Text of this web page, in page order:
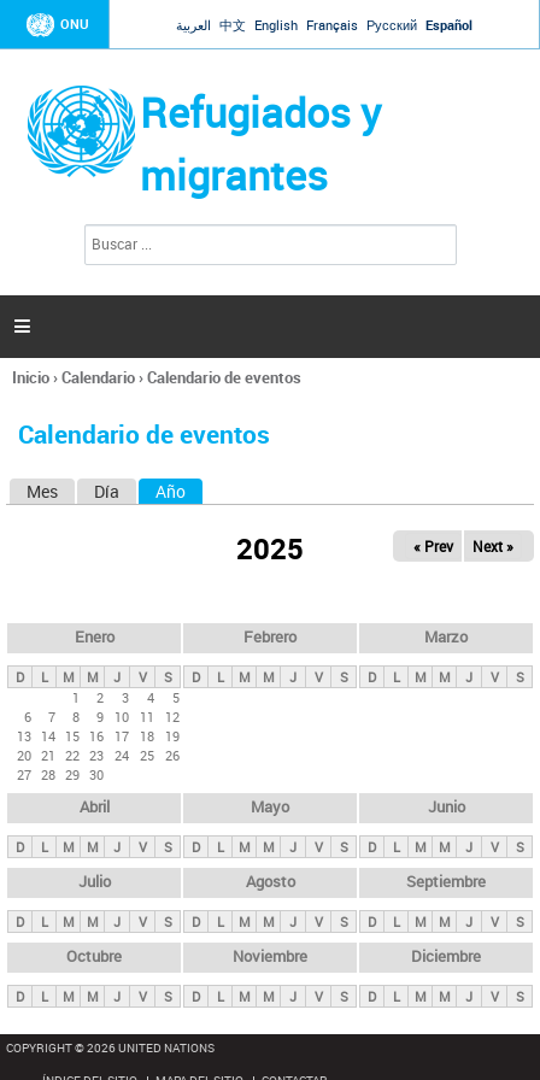
Jump to navigation
ONU العربية 中文 English Français Русский Español
Refugiados y
migrantes
l
d
s

Se
usted
Inicio›Calendario›Calendario de eventos
Calendario de eventos
s
p
n
i
p
a
l
s
Mes Día Año
2025 « Prev Next »
Enero
D L M M J V
S
1
2 3 4
5
6
7 8 9 10 11
12
13 14 15 16 17 18
19
20 21 22 23 24 25 26
27 28 29 30
Febrero
D L M M J V S
Marzo
D L M M J V S
Abril
D L M M J V S
Mayo
D L M M J V S
Junio
D L M M J V S
Julio
D L M M J V S
Agosto
D L M M J V S
Septiembre
D L M M J V S
Octubre
D L M M J V S
Noviembre
D L M M J V S
Diciembre
D L M M J V S
COPYRIGHT © 2026 UNITED NATIONS